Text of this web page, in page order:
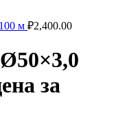
м ₽2,400.00
за